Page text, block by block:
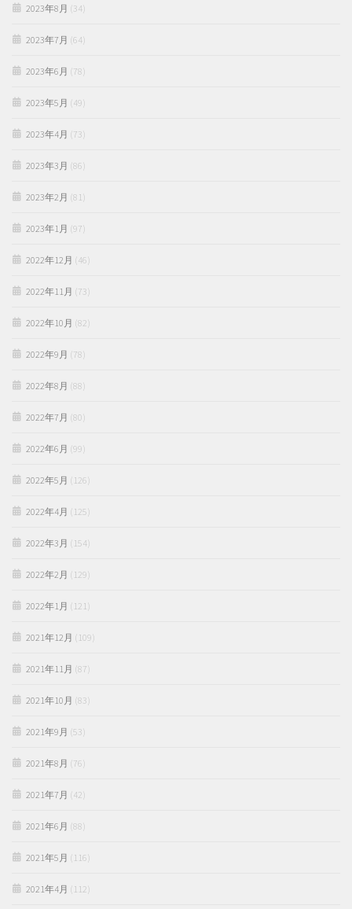
2023年8月 (34)
2023年7月 (64)
2023年6月 (78)
2023年5月 (49)
2023年4月 (73)
2023年3月 (86)
2023年2月 (81)
2023年1月 (97)
2022年12月 (46)
2022年11月 (73)
2022年10月 (82)
2022年9月 (78)
2022年8月 (88)
2022年7月 (80)
2022年6月 (99)
2022年5月 (126)
2022年4月 (125)
2022年3月 (154)
2022年2月 (129)
2022年1月 (121)
2021年12月 (109)
2021年11月 (87)
2021年10月 (83)
2021年9月 (53)
2021年8月 (76)
2021年7月 (42)
2021年6月 (88)
2021年5月 (116)
2021年4月 (112)